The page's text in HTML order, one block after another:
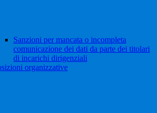
Sanzioni per mancata o incompleta
comunicazione dei dati da parte dei titolari
di incarichi dirigenziali
organizzative